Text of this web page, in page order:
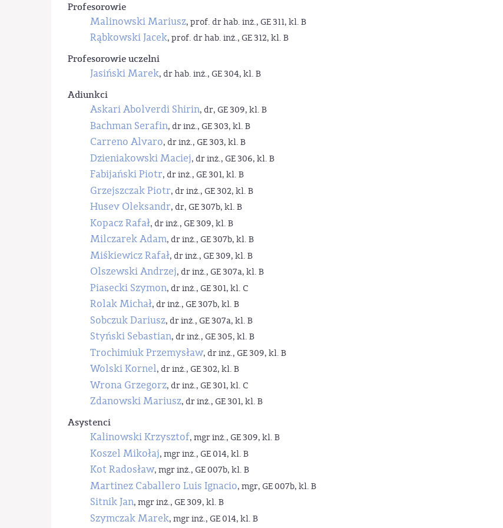
Profesorowie
Malinowski Mariusz, prof. dr hab. inż., GE 311, kl. B
Rąbkowski Jacek, prof. dr hab. inż., GE 312, kl. B
Profesorowie uczelni
Jasiński Marek, dr hab. inż., GE 304, kl. B
Adiunkci
Askari Abolverdi Shirin, dr, GE 309, kl. B
Bachman Serafin, dr inż., GE 303, kl. B
Carreno Alvaro, dr inż., GE 303, kl. B
Dzieniakowski Maciej, dr inż., GE 306, kl. B
Fabijański Piotr, dr inż., GE 301, kl. B
Grzejszczak Piotr, dr inż., GE 302, kl. B
Husev Oleksandr, dr, GE 307b, kl. B
Kopacz Rafał, dr inż., GE 309, kl. B
Milczarek Adam, dr inż., GE 307b, kl. B
Miśkiewicz Rafał, dr inż., GE 309, kl. B
Olszewski Andrzej, dr inż., GE 307a, kl. B
Piasecki Szymon, dr inż., GE 301, kl. C
Rolak Michał, dr inż., GE 307b, kl. B
Sobczuk Dariusz, dr inż., GE 307a, kl. B
Styński Sebastian, dr inż., GE 305, kl. B
Trochimiuk Przemysław, dr inż., GE 309, kl. B
Wolski Kornel, dr inż., GE 302, kl. B
Wrona Grzegorz, dr inż., GE 301, kl. C
Zdanowski Mariusz, dr inż., GE 301, kl. B
Asystenci
Kalinowski Krzysztof, mgr inż., GE 309, kl. B
Koszel Mikołaj, mgr inż., GE 014, kl. B
Kot Radosław, mgr inż., GE 007b, kl. B
Martinez Caballero Luis Ignacio, mgr, GE 007b, kl. B
Sitnik Jan, mgr inż., GE 309, kl. B
Szymczak Marek, mgr inż., GE 014, kl. B